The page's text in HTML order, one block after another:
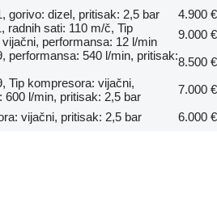
gorivo: dizel, pritisak: 2,5 bar
4.900 €
radnih sati: 110 m/č, Tip
performansa: 12 l/min
9.000 €
performansa: 540 l/min, pritisak:8.500 €
Tip kompresora: vijačni,
600 l/min, pritisak: 2,5 bar
7.000 €
vijačni, pritisak: 2,5 bar 6.000 €